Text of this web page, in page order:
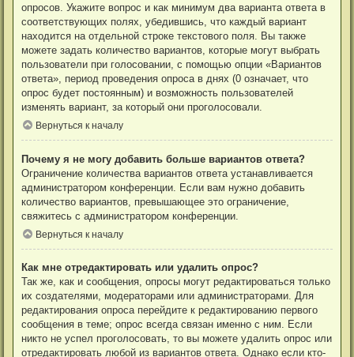
опросов. Укажите вопрос и как минимум два варианта ответа в
соответствующих полях, убедившись, что каждый вариант
находится на отдельной строке текстового поля. Вы также
можете задать количество вариантов, которые могут выбрать
пользователи при голосовании, с помощью опции «Вариантов
ответа», период проведения опроса в днях (0 означает, что
опрос будет постоянным) и возможность пользователей
изменять вариант, за который они проголосовали.
Вернуться к началу
Почему я не могу добавить больше вариантов ответа?
Ограничение количества вариантов ответа устанавливается
администратором конференции. Если вам нужно добавить
количество вариантов, превышающее это ограничение,
свяжитесь с администратором конференции.
Вернуться к началу
Как мне отредактировать или удалить опрос?
Так же, как и сообщения, опросы могут редактироваться только
их создателями, модераторами или администраторами. Для
редактирования опроса перейдите к редактированию первого
сообщения в теме; опрос всегда связан именно с ним. Если
никто не успел проголосовать, то вы можете удалить опрос или
отредактировать любой из вариантов ответа. Однако если кто-